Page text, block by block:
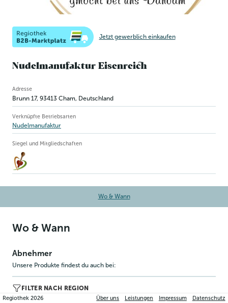
Jetzt gewerblich einkaufen
Nudelmanufaktur Eisenreich
Betriebsinformation
Adresse
Brunn 17, 93413 Cham, Deutschland
Verknüpfte Betriebsarten
Nudelmanufaktur
Siegel und Mitgliedschaften
Wo & Wann
Wo & Wann
Abnehmer
Unsere Produkte findest du auch bei:
FILTER NACH REGION
Niederbayern (2)
Oberpfalz (17)
Regiothek2026 Über uns Leistungen Impressum Datenschutz